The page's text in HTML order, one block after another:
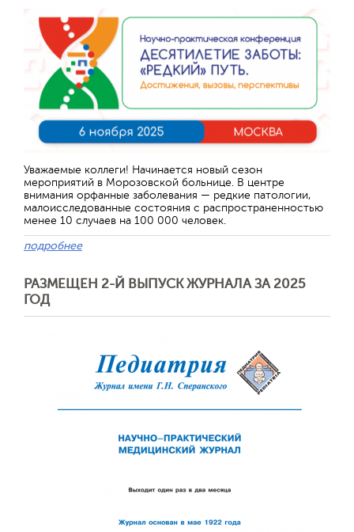
Уважаемые коллеги! Начинается новый сезон
мероприятий в Морозовской больнице. В центре
внимания орфанные заболевания — редкие патологии,
малоисследованные состояния с распространенностью
менее 10 случаев на 100 000 человек.
подробнее
РАЗМЕЩЕН 2-Й ВЫПУСК ЖУРНАЛА ЗА 2025
ГОД